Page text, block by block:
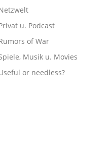
u. Podcast
of War
Musik u. Movies
or needless?